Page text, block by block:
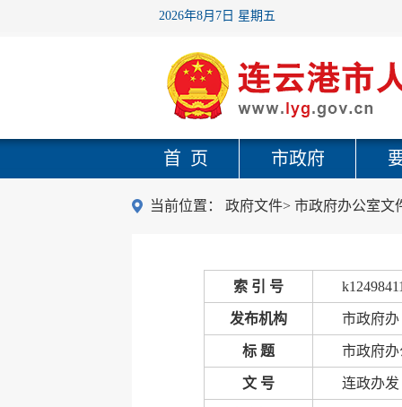
2026年8月7日 星期五
首 页 市政府
当前位置： 政府文件> 市政府办公室文
索 引 号
发布机构 市政府办
标 题 市政府
文 号 连政办发